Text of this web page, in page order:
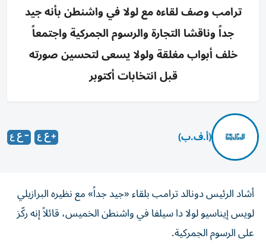
ترامب وصف لقاءه مع لولا في واشنطن بأنه جيد
جداً وناقشا التجارة والرسوم الجمركية واجتمعاً
خلف أبواب مغلقة ولولا يسعى لتحسين صورته
قبل انتخابات أكتوبر
(أ.ف.ب)
أشاد الرئيس دونالد ترامب بلقاء «جيد جداً» مع نظيره البرازيلي
لويس إيناسيو لولا دا سيلفا في واشنطن الخميس، قائلاً إنه ركّز
على الرسوم الجمركية.